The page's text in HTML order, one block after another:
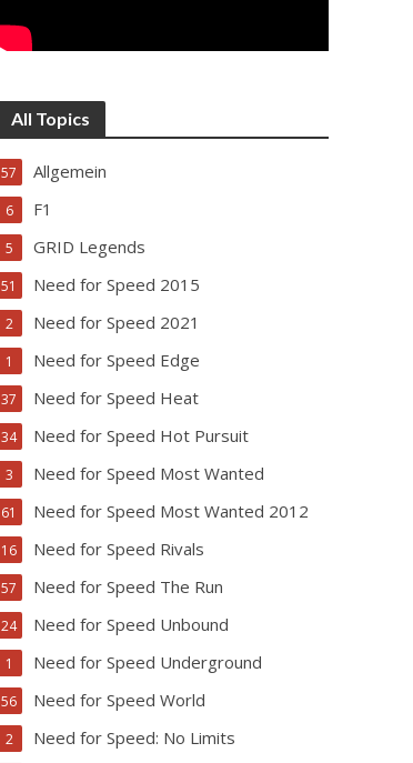
All Topics
Allgemein
57
F1
6
GRID Legends
5
Need for Speed 2015
51
Need for Speed 2021
2
Need for Speed Edge
1
Need for Speed Heat
37
Need for Speed Hot Pursuit
34
Need for Speed Most Wanted
3
Need for Speed Most Wanted 2012
61
Need for Speed Rivals
16
Need for Speed The Run
57
Need for Speed Unbound
24
Need for Speed Underground
1
Need for Speed World
56
Need for Speed: No Limits
2